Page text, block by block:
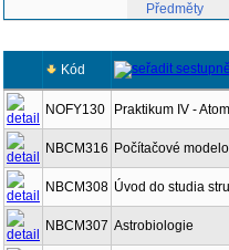
Předměty
Kód
NOFY130 Praktikum IV -
NBCM316 Počítačové
NBCM308 Úvod do studia
NBCM307 Astrobiologie